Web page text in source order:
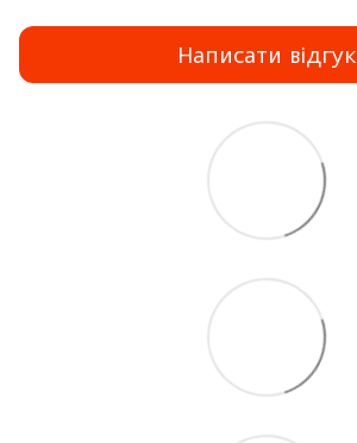
Написати відгук